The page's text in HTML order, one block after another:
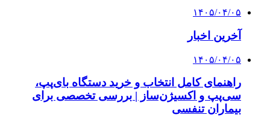
۱۴۰۵/۰۴/۰۵
آخرین اخبار
۱۴۰۵/۰۴/۰۵
راهنمای کامل انتخاب و خرید دستگاه بای‌پپ،
سی‌پپ و اکسیژن‌ساز | بررسی تخصصی برای
بیماران تنفسی